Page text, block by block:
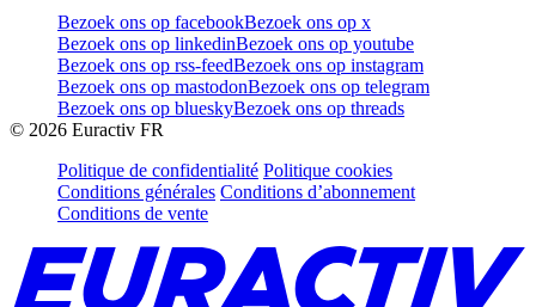
Bezoek ons op facebookBezoek ons op x
Bezoek ons op linkedinBezoek ons op youtube
Bezoek ons op rss-feedBezoek ons op instagram
Bezoek ons op mastodonBezoek ons op telegram
Bezoek ons op blueskyBezoek ons op threads
© 2026 Euractiv FR
Politique de confidentialité Politique cookies
Conditions générales Conditions d’abonnement
Conditions de vente